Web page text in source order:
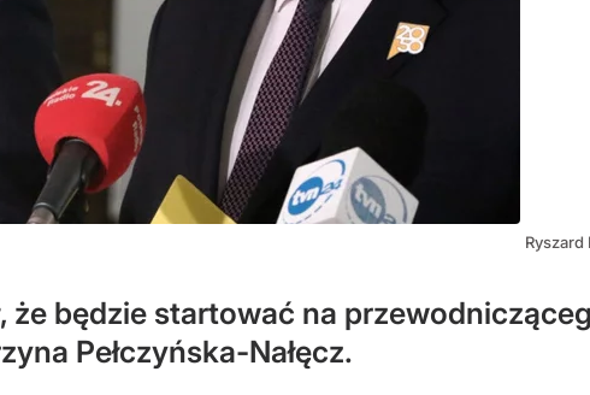
Ryszard
że będzie startować na
Pełczyńska-Nałęcz.